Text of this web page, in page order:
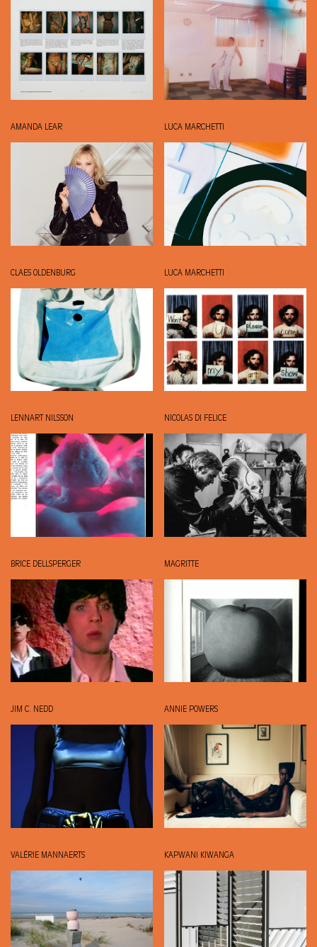
AMANDA LEAR LUCA MARCHETTI
CLAES OLDENBURG LUCA MARCHETTI
LENNART NILSSON NICOLAS DI FELICE
BRICE DELLSPERGER MAGRITTE
JIM C. NEDD ANNIE POWERS
VALÉRIE MANNAERTS KAPWANI KIWANGA